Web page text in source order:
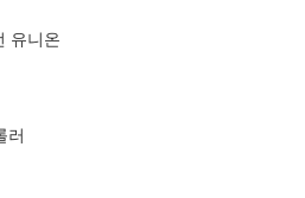
유니온
러